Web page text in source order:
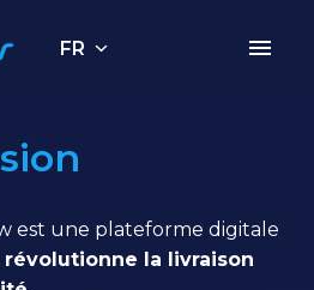
FR
est une plateforme digitale
révolutionne la livraison